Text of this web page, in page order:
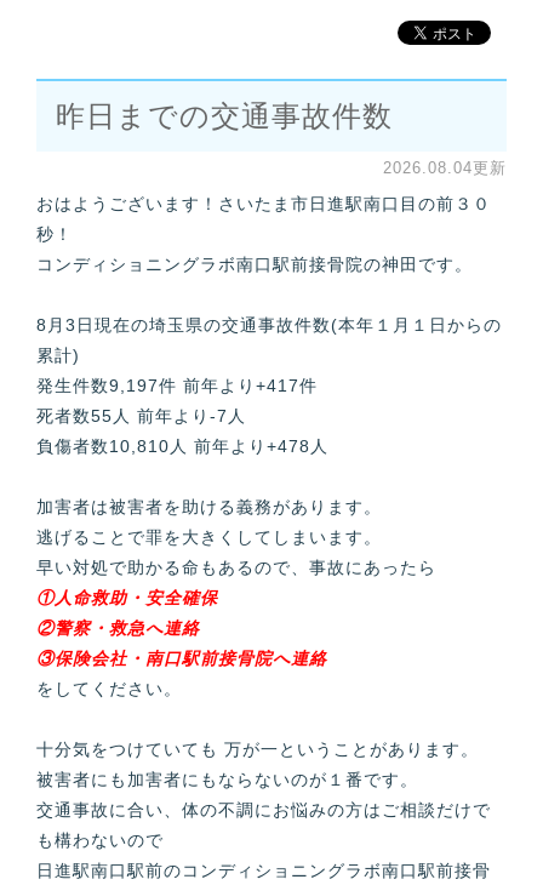
昨日までの交通事故件数
2026.08.04更新
おはようございます！さいたま市日進駅南口目の前３０
秒！
コンディショニングラボ南口駅前接骨院の神田です。
8月3日現在の埼玉県の交通事故件数(本年１月１日からの
累計)
発生件数9,197件 前年より+417件
死者数55人 前年より-7人
負傷者数10,810人 前年より+478人
加害者は被害者を助ける義務があります。
逃げることで罪を大きくしてしまいます。
早い対処で助かる命もあるので、事故にあったら
①人命救助・安全確保
②警察・救急へ連絡
③保険会社・南口駅前接骨院へ連絡
をしてください。
十分気をつけていても 万が一ということがあります。
被害者にも加害者にもならないのが１番です。
交通事故に合い、体の不調にお悩みの方はご相談だけで
も構わないので
日進駅南口駅前のコンディショニングラボ南口駅前接骨